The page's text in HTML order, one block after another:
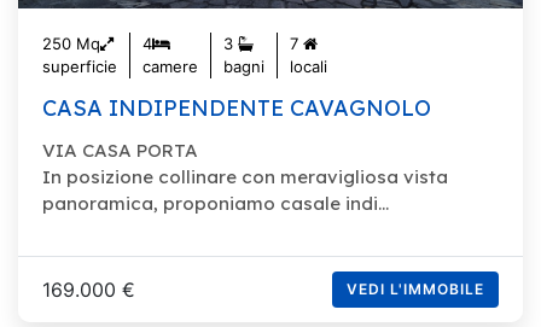
250 Mq
superficie
4
camere
3
bagni
7
locali
CASA INDIPENDENTE CAVAGNOLO
VIA CASA PORTA
In posizione collinare con meravigliosa vista
panoramica, proponiamo casale indi...
169.000 € VEDI L'IMMOBILE